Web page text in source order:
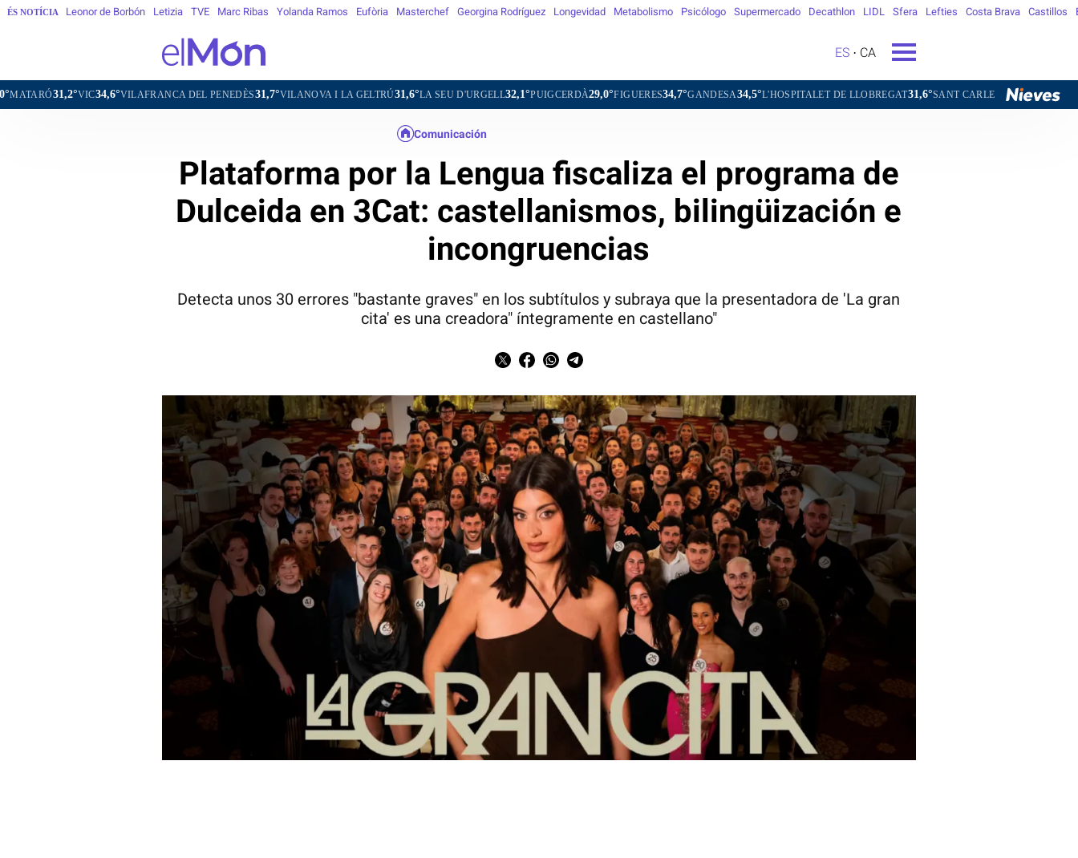
ÉS NOTÍCIA Leonor de Borbón Letizia TVE Marc Ribas Yolanda Ramos Eufòria Masterchef Georgina Rodríguez Longevidad Metabolismo Psicólogo Supermercado Decathlon LIDL Sfera Lefties Costa Brava Castillos
ES CA
VIC34,6°VILAFRANCA DEL PENEDÈS 31,7°VILANOVA I LA GELTRÚ31,6°LA SEU D'URGELL32,1°PUIGCERDÀ29,0°FIGUERES34,7°GANDESA34,5°L'HOSPITALET DE LLOBREGAT31,6°SANT CARLES DE LA RÀPITA 30,7°SANT
Comunicación
Plataforma por la Lengua fiscaliza el programa de
Dulceida en 3Cat: castellanismos, bilingüización e
incongruencias
Detecta unos 30 errores "bastante graves" en los subtítulos y subraya que la presentadora de 'La gran
cita' es una creadora" íntegramente en castellano"